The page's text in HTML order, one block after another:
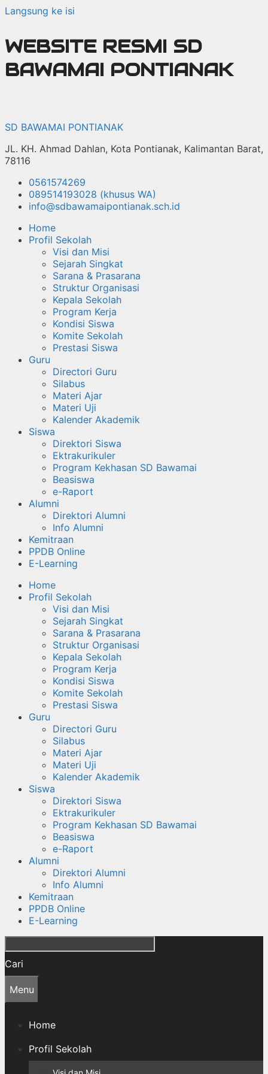
Langsung ke isi
WEBSITE RESMI SD
BAWAMAI PONTIANAK
SD BAWAMAI PONTIANAK
JL. KH. Ahmad Dahlan, Kota Pontianak, Kalimantan Barat,
78116
0561574269
089514193028 (khusus WA)
info@sdbawamaipontianak.sch.id
Home
Profil Sekolah
Visi dan Misi
Sejarah Singkat
Sarana & Prasarana
Struktur Organisasi
Kepala Sekolah
Program Kerja
Kondisi Siswa
Komite Sekolah
Prestasi Siswa
Guru
Directori Guru
Silabus
Materi Ajar
Materi Uji
Kalender Akademik
Siswa
Direktori Siswa
Ektrakurikuler
Program Kekhasan SD Bawamai
Beasiswa
e-Raport
Alumni
Direktori Alumni
Info Alumni
Kemitraan
PPDB Online
E-Learning
Home
Profil Sekolah
Visi dan Misi
Sejarah Singkat
Sarana & Prasarana
Struktur Organisasi
Kepala Sekolah
Program Kerja
Kondisi Siswa
Komite Sekolah
Prestasi Siswa
Guru
Directori Guru
Silabus
Materi Ajar
Materi Uji
Kalender Akademik
Siswa
Direktori Siswa
Ektrakurikuler
Program Kekhasan SD Bawamai
Beasiswa
e-Raport
Alumni
Direktori Alumni
Info Alumni
Kemitraan
PPDB Online
E-Learning
Cari
Menu
Home
Profil Sekolah